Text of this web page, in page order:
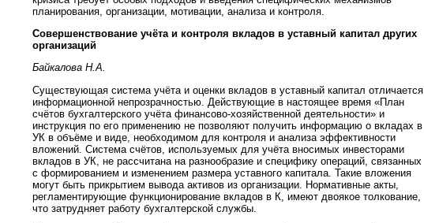
планирования, организации, мотивации, анализа и контроля.
Совершенствование учёта и контроля вкладов в уставный капитал других
организаций
Байкалова Н.А.
Существующая система учёта и оценки вкладов в уставный капитал отличается
информационной непрозрачностью. Действующие в настоящее время «План
счётов бухгалтерского учёта финансово-хозяйственной деятельности» и
инструкция по его применению не позволяют получить информацию о вкладах в
УК в объёме и виде, необходимом для контроля и анализа эффективности
вложений. Система счётов, используемых для учёта вносимых инвесторами
вкладов в УК, не рассчитана на разнообразие и специфику операций, связанных
с формированием и изменением размера уставного капитала. Такие вложения
могут быть прикрытием вывода активов из организации. Нормативные акты,
регламентирующие функционирование вкладов в К, имеют двоякое толкование,
что затрудняет работу бухгалтерской службы.